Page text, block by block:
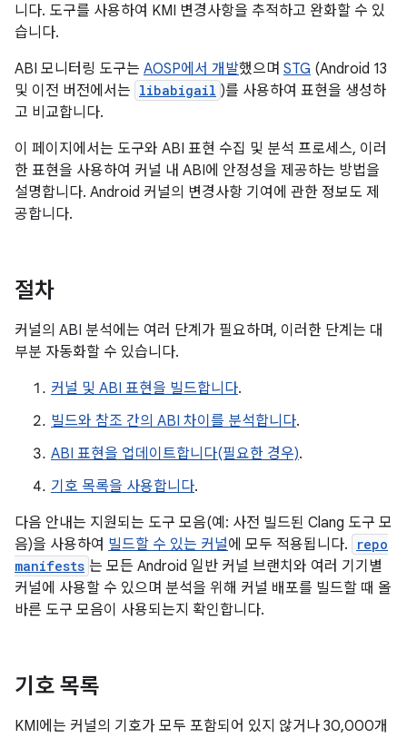
니다. 도구를 사용하여 KMI 변경사항을 추적하고 완화할 수 있
습니다.
ABI 모니터링 도구는 AOSP에서 개발했으며 STG (Android 13
및 이전 버전에서는 libabigail )를 사용하여 표현을 생성하
고 비교합니다.
이 페이지에서는 도구와 ABI 표현 수집 및 분석 프로세스, 이러
한 표현을 사용하여 커널 내 ABI에 안정성을 제공하는 방법을
설명합니다. Android 커널의 변경사항 기여에 관한 정보도 제
공합니다.
절차
커널의 ABI 분석에는 여러 단계가 필요하며, 이러한 단계는 대
부분 자동화할 수 있습니다.
커널 및 ABI 표현을 빌드합니다.
빌드와 참조 간의 ABI 차이를 분석합니다.
ABI 표현을 업데이트합니다(필요한 경우).
기호 목록을 사용합니다.
다음 안내는 지원되는 도구 모음(예: 사전 빌드된 Clang 도구 모
음)을 사용하여 빌드할 수 있는 커널에 모두 적용됩니다.
repo
manifests 는 모든 Android 일반 커널 브랜치와 여러 기기별
커널에 사용할 수 있으며 분석을 위해 커널 배포를 빌드할 때 올
바른 도구 모음이 사용되는지 확인합니다.
기호 목록
KMI에는 커널의 기호가 모두 포함되어 있지 않거나 30,000개